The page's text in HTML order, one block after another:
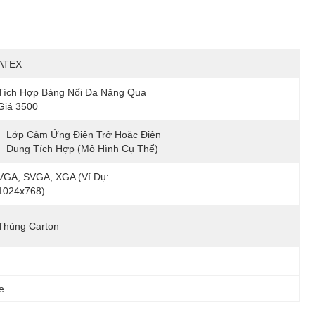
Hợp Bảng Nối Đa Năng Qua
3500
Lớp Cảm Ứng Điện Trở Hoặc Điện
Dung Tích Hợp (mô Hình Cụ Thể)
SVGA, XGA (ví Dụ:
Carton